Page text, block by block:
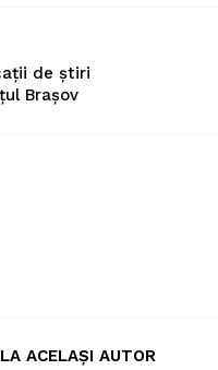
de știri
Brașov
ACELAȘI AUTOR